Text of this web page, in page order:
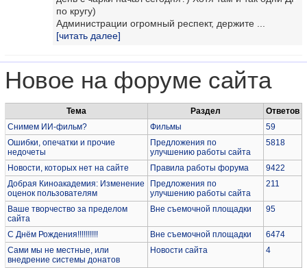
по кругу)
Администрации огромный респект, держите ...
[читать далее]
Новое на форуме сайта
Тема Раздел
Ответов
Снимем ИИ-фильм?
Фильмы
59
Ошибки, опечатки и прочие
недочеты
Предложения по
улучшению работы сайта
5818
Новости, которых нет на сайте Правила работы форума
9422
Добрая Киноакадемия: Изменение
оценок пользователям
Предложения по
улучшению работы сайта
211
Ваше творчество за пределом
сайта
Вне съемочной площадки 95
С Днём Рождения!!!!!!!!!! Вне съемочной площадки
6474
Сами мы не местные, или
внедрение системы донатов
Новости сайта 4